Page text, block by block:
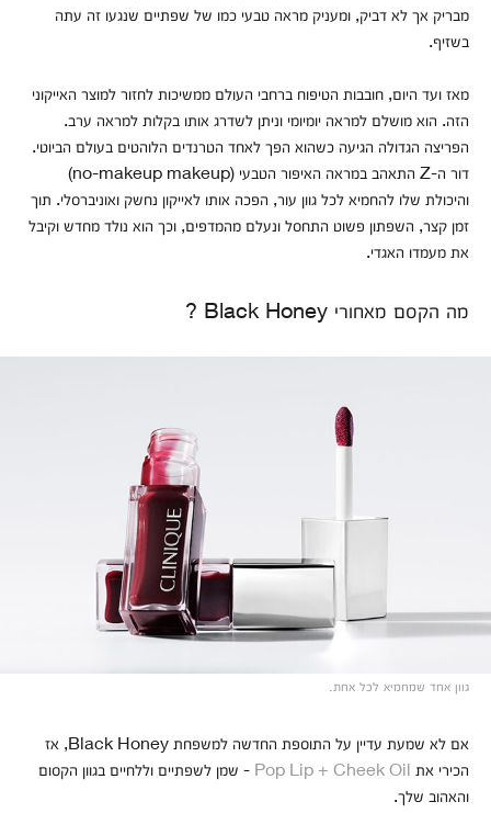
מבריק אך לא דביק, ומעניק מראה טבעי כמו של שפתיים שנגעו זה עתה
בשזיף.
מאז ועד היום, חובבות הטיפוח ברחבי העולם ממשיכות לחזור למוצר האייקוני
הזה. הוא מושלם למראה יומיומי וניתן לשדרג אותו בקלות למראה ערב.
הפריצה הגדולה הגיעה כשהוא הפך לאחד הטרנדים הלוהטים בעולם הביוטי.
דור ה-Z התאהב במראה האיפור הטבעי (no-makeup makeup)
והיכולת שלו להחמיא לכל גוון עור, הפכה אותו לאייקון נחשק ואוניברסלי. תוך
זמן קצר, השפתון פשוט התחסל ונעלם מהמדפים, וכך הוא נולד מחדש וקיבל
את מעמדו האגדי.
מה הקסם מאחורי Black Honey ?
גוון אחד שמחמיא לכל אחת.
אם לא שמעת עדיין על התוספת החדשה למשפחת Black Honey, אז
הכירי את Pop Lip + Cheek Oil - שמן לשפתיים וללחיים בגוון הקסום
והאהוב שלך.